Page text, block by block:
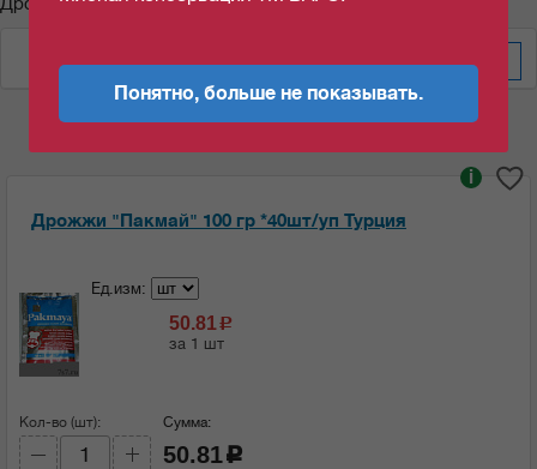
Дрожжи "Пакмай" 100 гр *40шт/уп Турция
i
Ед.изм:
50.81c
за 1 шт
Кол-во (шт): Сумма:
50.81 c
Понятно, больше не показывать.